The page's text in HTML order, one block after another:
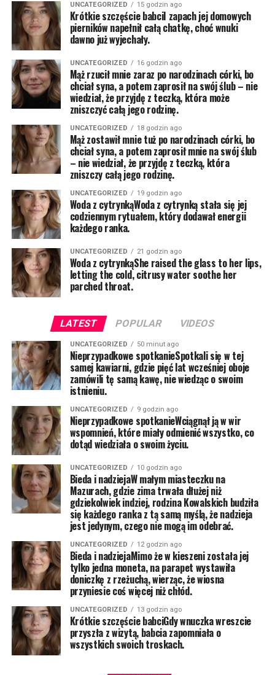
UNCATEGORIZED 15 godzin ago
Krótkie szczęście babciI zapach jej domowych
pierników napełnił całą chatkę, choć wnuki
dawno już wyjechały.
UNCATEGORIZED 16 godzin ago
Mąż rzucił mnie zaraz po narodzinach córki, bo
chciał syna, a potem zaprosił na swój ślub – nie
wiedział, że przyjdę z teczką, która może
zniszczyć całą jego rodzinę.
UNCATEGORIZED 18 godzin ago
Mąż zostawił mnie tuż po narodzinach córki, bo
chciał syna, a potem zaprosił mnie na swój ślub
– nie wiedział, że przyjdę z teczką, która
zniszczy całą jego rodzinę.
UNCATEGORIZED 19 godzin ago
Woda z cytrynkąWoda z cytrynką stała się jej
codziennym rytuałem, który dodawał energii
każdego ranka.
UNCATEGORIZED 21 godzin ago
Woda z cytrynkąShe raised the glass to her lips,
letting the cold, citrusy water soothe her
parched throat.
LATEST POPULAR VIDEOS
UNCATEGORIZED 50 minut ago
Nieprzypadkowe spotkanieSpotkali się w tej
samej kawiarni, gdzie pięć lat wcześniej oboje
zamówili tę samą kawę, nie wiedząc o swoim
istnieniu.
UNCATEGORIZED 9 godzin ago
Nieprzypadkowe spotkanieWciągnął ją w wir
wspomnień, które miały odmienić wszystko, co
dotąd wiedziała o swoim życiu.
UNCATEGORIZED 10 godzin ago
Bieda i nadziejaW małym miasteczku na
Mazurach, gdzie zima trwała dłużej niż
gdziekolwiek indziej, rodzina Kowalskich budziła
się każdego ranka z tą samą myślą, że nadzieja
jest jedynym, czego nie mogą im odebrać.
UNCATEGORIZED 12 godzin ago
Bieda i nadziejaMimo że w kieszeni została jej
tylko jedna moneta, na parapet wystawiła
doniczkę z rzeżuchą, wierząc, że wiosna
przyniesie coś więcej niż chłód.
UNCATEGORIZED 13 godzin ago
Krótkie szczęście babciGdy wnuczka wreszcie
przyszła z wizytą, babcia zapomniała o
wszystkich swoich troskach.